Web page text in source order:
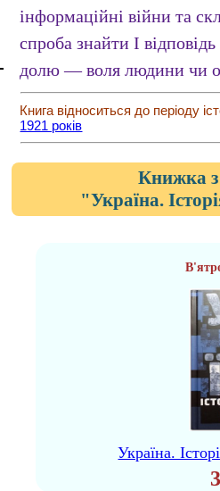
інформаційні війни та
спроба знайти І
долю — воля людини чи
Книга відноситься до періоду
1921 років
Книжка
"Україна.
Україна.